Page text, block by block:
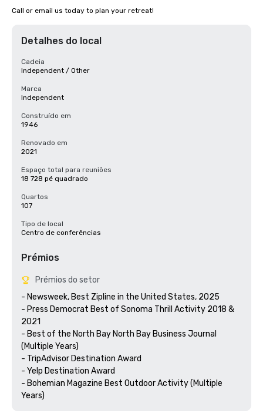
Call or email us today to plan your retreat!
Detalhes do local
Cadeia
Independent / Other
Marca
Independent
Construído em
1946
Renovado em
2021
Espaço total para reuniões
18 728 pé quadrado
Quartos
107
Tipo de local
Centro de conferências
Prémios
Prémios do setor
- Newsweek, Best Zipline in the United States, 2025
- Press Democrat Best of Sonoma Thrill Activity 2018 &
2021
- Best of the North Bay North Bay Business Journal
(Multiple Years)
- TripAdvisor Destination Award
- Yelp Destination Award
- Bohemian Magazine Best Outdoor Activity (Multiple